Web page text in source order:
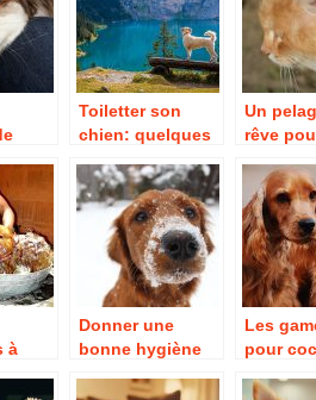
Toiletter son
chien: quelques
indispensables.
Un
rêve
faire ?
à
Donner une
bonne hygiène
Les
pour